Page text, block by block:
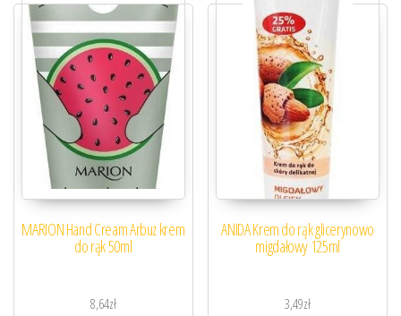
MARION Hand Cream Arbuz krem
do rąk 50ml
8,64zł
ANIDA Krem do rąk glicerynowo
migdałowy 125ml
3,49zł